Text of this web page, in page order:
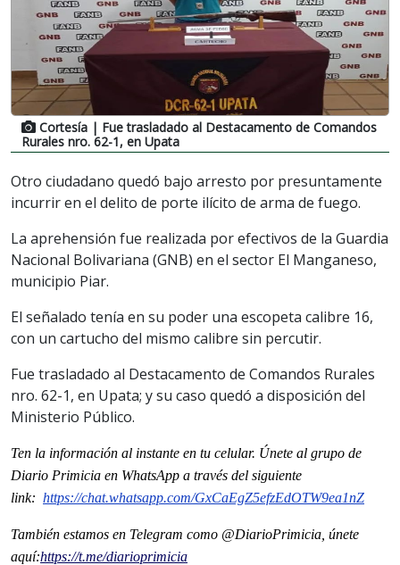
Cortesía | Fue trasladado al Destacamento de Comandos
Rurales nro. 62-1, en Upata
Otro ciudadano quedó bajo arresto por presuntamente
incurrir en el delito de porte ilícito de arma de fuego.
La aprehensión fue realizada por efectivos de la Guardia
Nacional Bolivariana (GNB) en el sector El Manganeso,
municipio Piar.
El señalado tenía en su poder una escopeta calibre 16,
con un cartucho del mismo calibre sin percutir.
Fue trasladado al Destacamento de Comandos Rurales
nro. 62-1, en Upata; y su caso quedó a disposición del
Ministerio Público.
Ten la información al instante en tu celular. Únete al grupo de
Diario Primicia en WhatsApp a través del siguiente
link: https://chat.whatsapp.com/GxCaEgZ5efzEdOTW9ea1nZ
También estamos en Telegram como @DiarioPrimicia, únete
aquí:https://t.me/diarioprimicia